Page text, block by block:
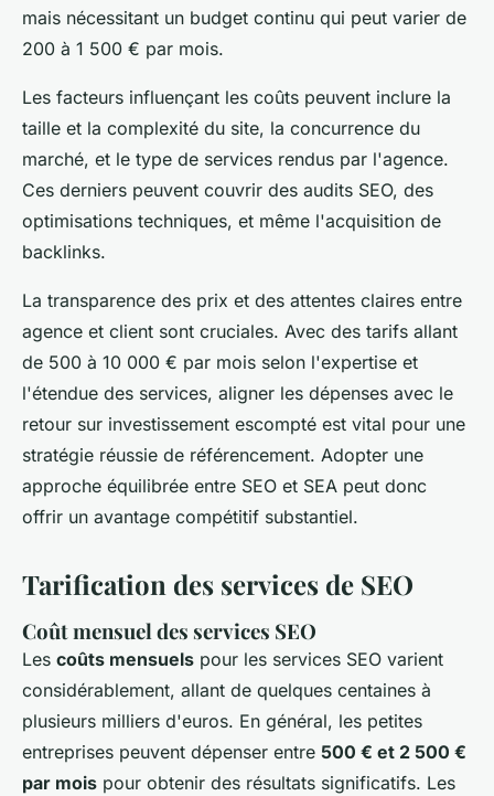
mais nécessitant un budget continu qui peut varier de
200 à 1 500 € par mois.
Les facteurs influençant les coûts peuvent inclure la
taille et la complexité du site, la concurrence du
marché, et le type de services rendus par l'agence.
Ces derniers peuvent couvrir des audits SEO, des
optimisations techniques, et même l'acquisition de
backlinks.
La transparence des prix et des attentes claires entre
agence et client sont cruciales. Avec des tarifs allant
de 500 à 10 000 € par mois selon l'expertise et
l'étendue des services, aligner les dépenses avec le
retour sur investissement escompté est vital pour une
stratégie réussie de référencement. Adopter une
approche équilibrée entre SEO et SEA peut donc
offrir un avantage compétitif substantiel.
Tarification des services de SEO
Coût mensuel des services SEO
Les coûts mensuels pour les services SEO varient
considérablement, allant de quelques centaines à
plusieurs milliers d'euros. En général, les petites
entreprises peuvent dépenser entre 500 € et 2 500 €
par mois pour obtenir des résultats significatifs. Les